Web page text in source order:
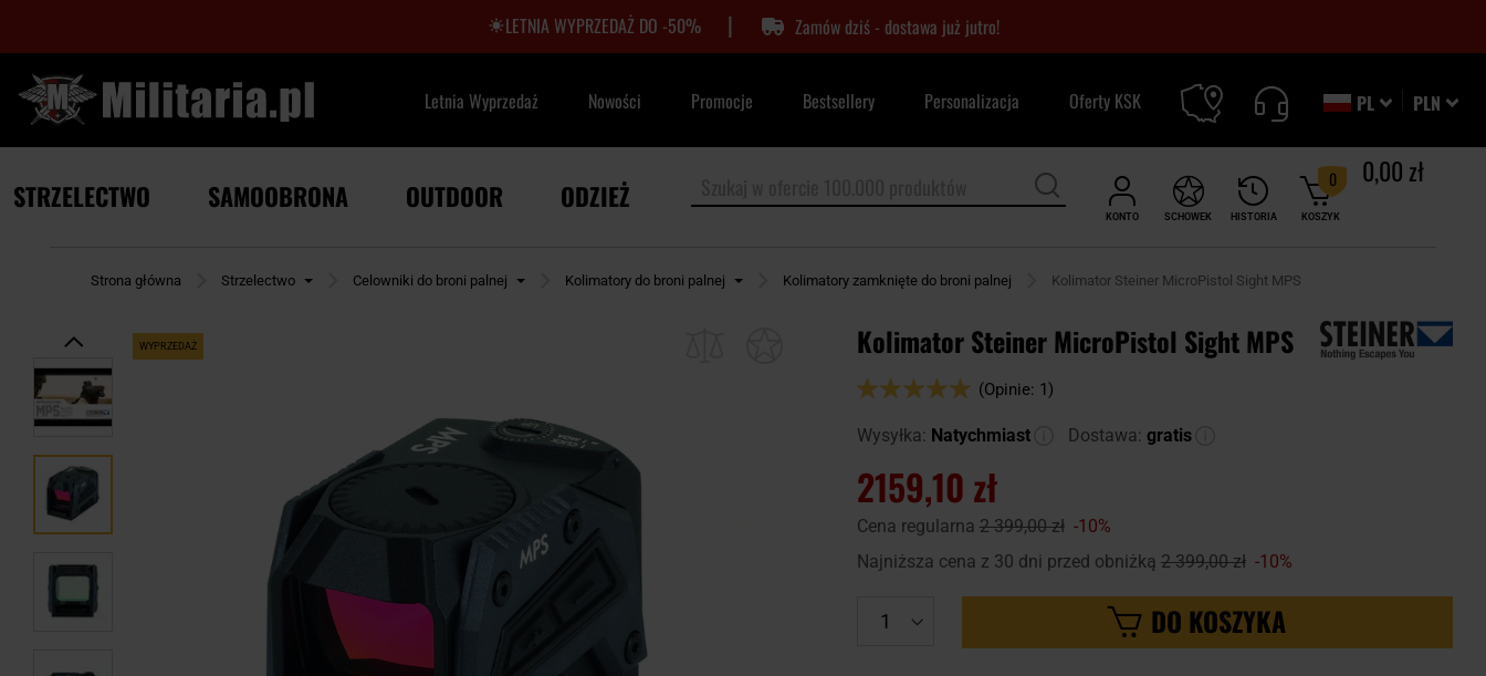
LETNIA WYPRZEDAŻ DO -50% | Zamów dziś - dostawa już jutro!
PLN
PL
Letnia Wyprzedaż Nowości Promocje Bestsellery Personalizacja Oferty KSK
KONTO HISTORIA
SCHOWEK KOSZYK
0 0,00 zł
STRZELECTWO SAMOOBRONA OUTDOOR ODZIEŻ
Strona główna Strzelectwo Celowniki do broni palnej Kolimatory do broni palnej Kolimatory zamknięte do broni palnej Kolimator Steiner MicroPistol Sight MPS
WYPRZEDAŻ Kolimator Steiner MicroPistol Sight MPS
Ocena:
(Opinie: 1)
Wysyłka: Natychmiast Dostawa: gratis
2159,10 zł
Cena regularna 2 399,00 zł -10%
Najniższa cena z 30 dni przed obniżką 2 399,00 zł -10%
DO KOSZYKA